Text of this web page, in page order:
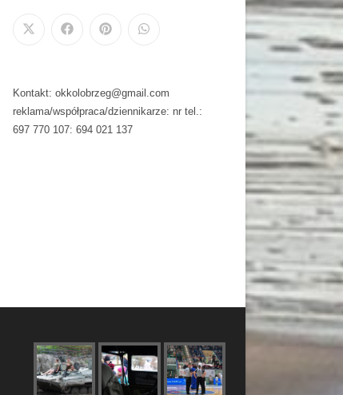
Kontakt: okkolobrzeg@gmail.com
reklama/współpraca/dziennikarze: nr tel.:
697 770 107: 694 021 137